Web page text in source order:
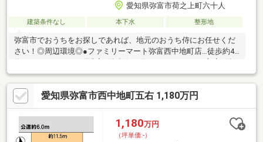
愛知県弥富市荷之上町六十人
建築条件なし 本下水 整形地
弥富市でおうちをお探しであれば、地元のおうち侍にお任せくだ
さい！◎周辺環境◎●ファミリーマート弥富西中地町店…徒歩約4
分●クスリのアオキ鯏浦店…徒歩約18分●イオンタウン弥富店…徒
歩約22分●弥生小学校…徒歩約11分●弥富北中学校…徒歩約12分
▲▽▲▽▲▽▲▽▲▽▲▽▲▽▲▽▲▽▲▽▲▽▲▽▲▽未公開
物件もご用意しております！お客様にあった物件をご紹介いたし
ます！０１２０－９２０－３１１【通話料無料】弊社ＨＰもご確
認ください！ジョイナスカンパニーおうち探し専門店おうち侍ま
で▲▽▲▽▲▽▲▽▲▽▲▽▲▽▲▽▲▽▲▽▲▽▲▽▲▽
愛知県弥富市西中地町五右 1,180万円
1,180万円
（坪単価:-）